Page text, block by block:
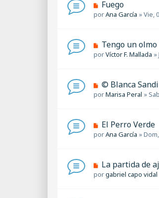
a
jm
e
a
j
N
u
m
e
a
j
Fuego
porAna García »Vie,
N
u
m
e
a
j
Tengo un
porVíctor F. Mallada »
N
u
m
e
a
j
© Blanca
porMarisa Peral »
N
u
m
e
El Perro Verde
porAna García »
N
u
La partida de
porgabriel capo vidal